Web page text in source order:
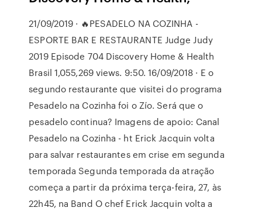
21/09/2019 · 🔥PESADELO NA COZINHA -
ESPORTE BAR E RESTAURANTE Judge Judy
2019 Episode 704 Discovery Home & Health
Brasil 1,055,269 views. 9:50. 16/09/2018 · E o
segundo restaurante que visitei do programa
Pesadelo na Cozinha foi o Zío. Será que o
pesadelo continua? Imagens de apoio: Canal
Pesadelo na Cozinha - ht Erick Jacquin volta
para salvar restaurantes em crise em segunda
temporada Segunda temporada da atração
começa a partir da próxima terça-feira, 27, às
22h45, na Band O chef Erick Jacquin volta a